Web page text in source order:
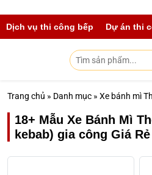
Dịch vụ thi công bếp Dự án thi
Trang chủ » Danh mục » Xe bánh mì
18+ Mẫu Xe Bánh Mì
kebab) gia công Giá Rẻ